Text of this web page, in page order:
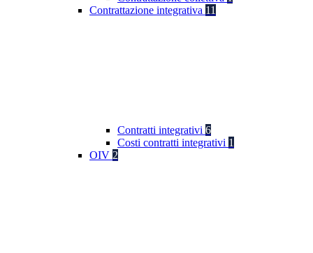
Contrattazione integrativa 11
Contratti integrativi 6
Costi contratti integrativi 1
OIV 2